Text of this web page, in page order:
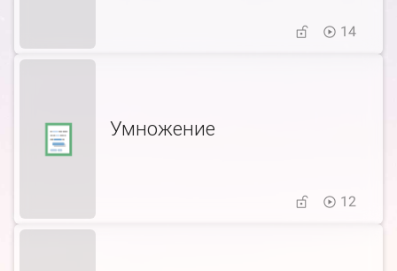
14
Умножение
12